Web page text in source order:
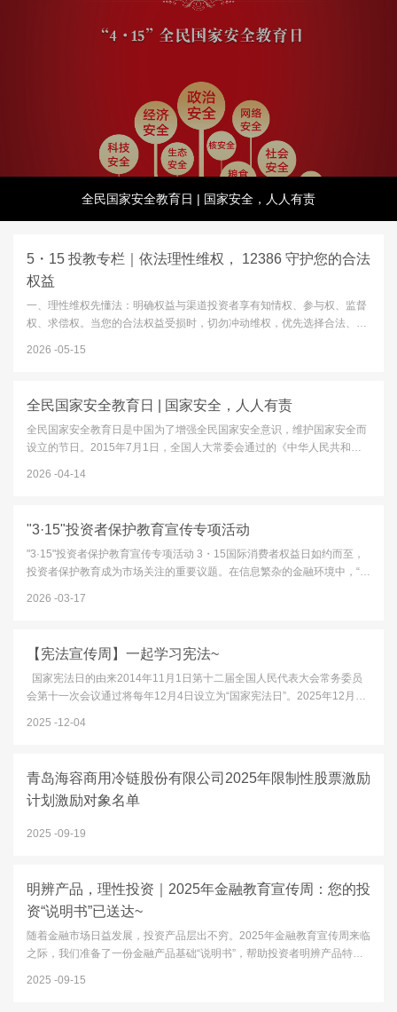
全民国家安全教育日 | 国家安全，人人有责
5・15 投教专栏｜依法理性维权， 12386 守护您的合法
权益
一、理性维权先懂法：明确权益与渠道投资者享有知情权、参与权、监督
权、求偿权。当您的合法权益受损时，切勿冲动维权，优先选择合法、正
2026 05-15
全民国家安全教育日 | 国家安全，人人有责
全民国家安全教育日是中国为了增强全民国家安全意识，维护国家安全而
设立的节日。2015年7月1日，全国人大常委会通过的《中华人民共和国
2026 04-14
"3·15"投资者保护教育宣传专项活动
"3·15"投资者保护教育宣传专项活动 3・15国际消费者权益日如约而至，
投资者保护教育成为市场关注的重要议题。在信息繁杂的金融环境中，“高
2026 03-17
【宪法宣传周】一起学习宪法~
国家宪法日的由来2014年11月1日第十二届全国人民代表大会常务委员
会第十一次会议通过将每年12月4日设立为“国家宪法日”。2025年12月4
2025 12-04
青岛海容商用冷链股份有限公司2025年限制性股票激励
计划激励对象名单
2025 09-19
明辨产品，理性投资｜2025年金融教育宣传周：您的投
资“说明书”已送达~
随着金融市场日益发展，投资产品层出不穷。2025年金融教育宣传周来临
之际，我们准备了一份金融产品基础“说明书”，帮助投资者明辨产品特
2025 09-15